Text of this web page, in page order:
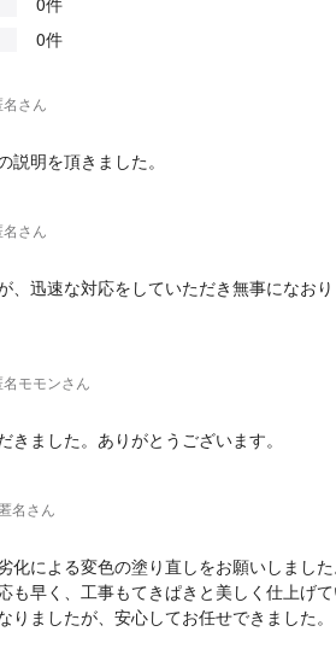
0件
さん
明を頂きました。
さん
、迅速な対応をしていただき無事になお
モモンさん
ました。ありがとうございます。
名さん
化による変色の塗り直しをお願いしまし
も早く、工事もてきぱきと美しく仕上げ
ましたが、安心してお任せできました。